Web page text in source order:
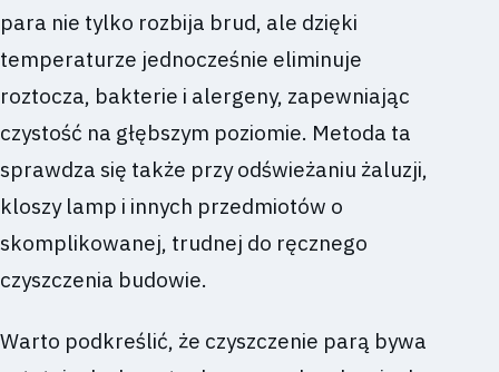
para nie tylko rozbija brud, ale dzięki
temperaturze jednocześnie eliminuje
roztocza, bakterie i alergeny, zapewniając
czystość na głębszym poziomie. Metoda ta
sprawdza się także przy odświeżaniu żaluzji,
kloszy lamp i innych przedmiotów o
skomplikowanej, trudnej do ręcznego
czyszczenia budowie.
Warto podkreślić, że czyszczenie parą bywa